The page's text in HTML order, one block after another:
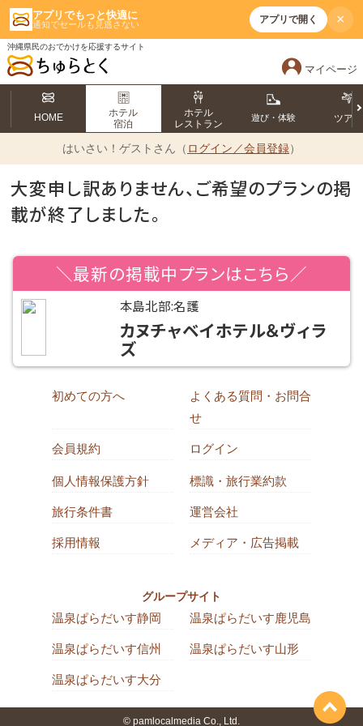
アプリでもっと快適に
通知でセールも見逃さない アプリで開く ×
沖縄県民のおでかけを応援するサイト
マイページ
HOME
ホテル
宿泊
ホテル
レストラン
遊び・体験 ツアー
はいさい！ ゲストさん（ ログイン／会員登録）
大変申し訳ありません、ご希望のプランの掲
載が終了しました。
＼最新の掲載中プランはこちら／
本島北部:名護
カヌチャベイホテル＆ヴィラ
ズ
初めての方へ
よくある質問・お問合
せ
会員規約 ログイン
個人情報保護方針 標識・旅行業約款
旅行条件書 運営会社
採用情報 メディア・広告掲載
グループサイト
温泉ぱらだいす静岡 温泉ぱらだいす鹿児島
温泉ぱらだいす信州 温泉ぱらだいす山形
温泉ぱらだいす大分
© pamlocalmedia Co., Ltd.